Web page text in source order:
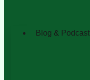
Blog & Podcast